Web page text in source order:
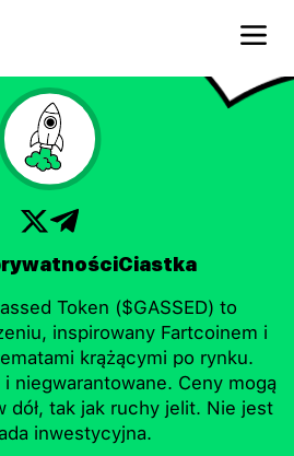
Ciastka
Token ($GASSED) to
inspirowany Fartcoinem i
krążącymi po rynku.
niegwarantowane. Ceny mogą
dół, tak jak ruchy jelit. Nie jest
inwestycyjna.